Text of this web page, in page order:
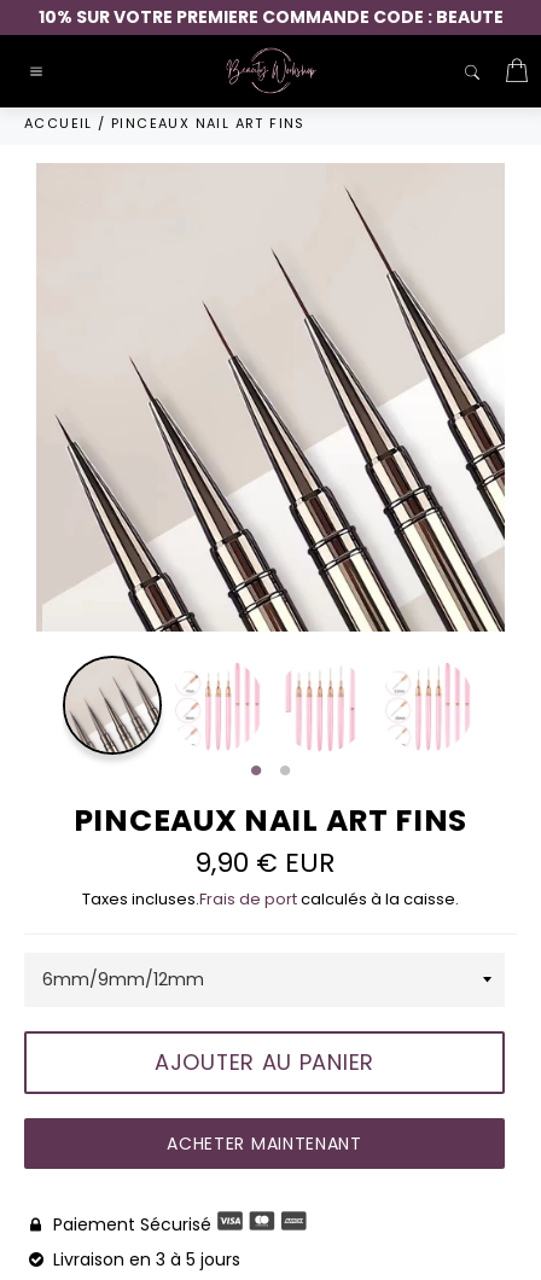
Passer
au
10% SUR VOTRE PREMIERE COMMANDE CODE : BEAUTE
ACCUEIL / PINCEAUX NAIL ART FINS
PINCEAUX NAIL ART FINS
Prix
régulier
9,90 € EUR
Taxes incluses.Frais de portcalculés à la caisse.
AJOUTER AU PANIER
ACHETER MAINTENANT
 Paiement Sécurisé
 Livraison en 3 à 5 jours